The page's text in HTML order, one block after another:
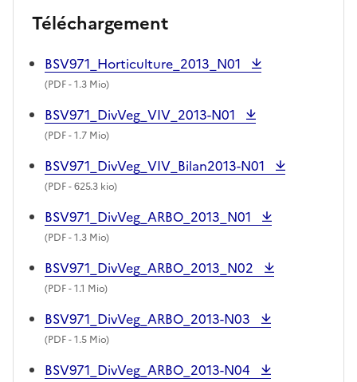
Téléchargement
BSV971_Horticulture_2013_N01
(PDF- 1.3 Mio)
BSV971_DivVeg_VIV_2013-N01
(PDF- 1.7 Mio)
BSV971_DivVeg_VIV_Bilan2013-N01
(PDF- 625.3 kio)
BSV971_DivVeg_ARBO_2013_N01
(PDF- 1.3 Mio)
BSV971_DivVeg_ARBO_2013_N02
(PDF- 1.1 Mio)
BSV971_DivVeg_ARBO_2013-N03
(PDF- 1.5 Mio)
BSV971_DivVeg_ARBO_2013-N04